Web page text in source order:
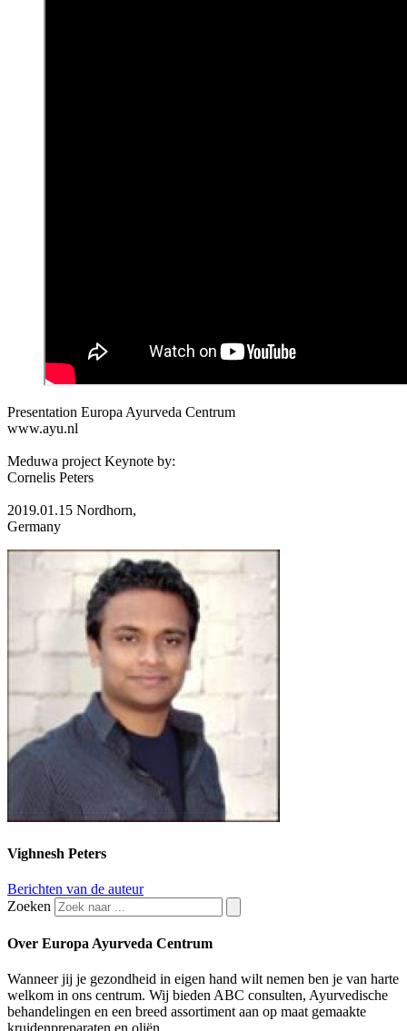
Presentation Europa Ayurveda Centrum
www.ayu.nl
Meduwa project Keynote by:
Cornelis Peters
2019.01.15 Nordhorn,
Germany
Vighnesh Peters
Berichten van de auteur
Zoeken
Over Europa Ayurveda Centrum
Wanneer jij je gezondheid in eigen hand wilt nemen ben je van harte
welkom in ons centrum. Wij bieden ABC consulten, Ayurvedische
behandelingen en een breed assortiment aan op maat gemaakte